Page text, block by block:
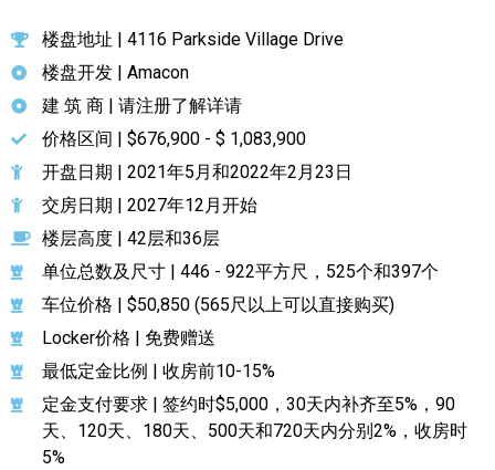
楼盘地址 | 4116 Parkside Village Drive
楼盘开发 | Amacon
建 筑 商 | 请注册了解详请
价格区间 | $676,900 - $ 1,083,900
开盘日期 | 2021年5月和2022年2月23日
交房日期 | 2027年12月开始
楼层高度 | 42层和36层
单位总数及尺寸 | 446 - 922平方尺，525个和397个
车位价格 | $50,850 (565尺以上可以直接购买)
Locker价格 | 免费赠送
最低定金比例 | 收房前10-15%
定金支付要求 | 签约时$5,000，30天内补齐至5%，90
天、120天、180天、500天和720天内分别2%，收房时
5%